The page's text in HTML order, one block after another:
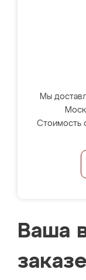
Мы
Стоимость
Ваша